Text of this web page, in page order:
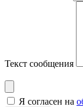
Текст сообщения
Я согласен на